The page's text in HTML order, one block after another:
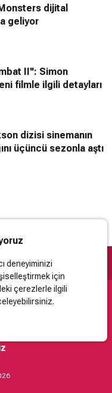
dijital
geliyor
II'': Simon
filmle ilgili detayları
dizisi sinemanın
üçüncü sezonla aştı
deneyiminizi
için
çerezlerle ilgili